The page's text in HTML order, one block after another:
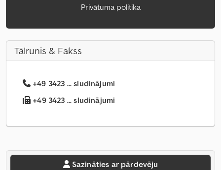
Privātuma politika
Tālrunis & Fakss
+49 3423 ... sludinājumi
+49 3423 ... sludinājumi
Sazināties ar pārdevēju